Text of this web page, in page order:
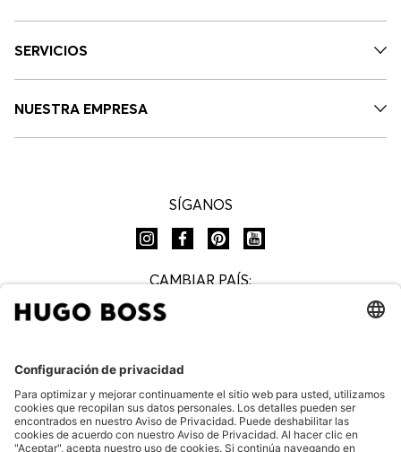
SERVICIOS
NUESTRA EMPRESA
SÍGANOS
CAMBIAR PAÍS:
Preguntas FrecuentesAviso de privacidadAviso legal
Aviso de privacidad boletín HUGO BOSS